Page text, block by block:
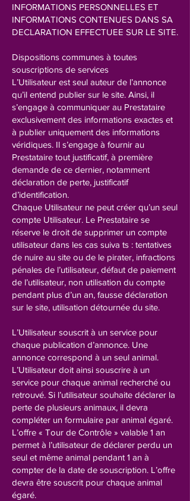
INFORMATIONS PERSONNELLES ET
INFORMATIONS CONTENUES DANS SA
DECLARATION EFFECTUEE SUR LE SITE.
Dispositions communes à toutes
souscriptions de services
L’Utilisateur est seul auteur de l’annonce
qu’il entend publier sur le site. Ainsi, il
s’engage à communiquer au Prestataire
exclusivement des informations exactes et
à publier uniquement des informations
véridiques. Il s’engage à fournir au
Prestataire tout justificatif, à première
demande de ce dernier, notamment
déclaration de perte, justificatif
d’identification.
Chaque Utilisateur ne peut créer qu’un seul
compte Utilisateur. Le Prestataire se
réserve le droit de supprimer un compte
utilisateur dans les cas suiva ts : tentatives
de nuire au site ou de le pirater, infractions
pénales de l’utilisateur, défaut de paiement
de l’utilisateur, non utilisation du compte
pendant plus d’un an, fausse déclaration
sur le site, utilisation détournée du site.
L’Utilisateur souscrit à un service pour
chaque publication d’annonce. Une
annonce correspond à un seul animal.
L’Utilisateur doit ainsi souscrire à un
service pour chaque animal recherché ou
retrouvé. Si l’utilisateur souhaite déclarer la
perte de plusieurs animaux, il devra
compléter un formulaire par animal égaré.
L’offre « Tour de Contrôle » valable 1 an
permet à l’utilisateur de déclarer perdu un
seul et même animal pendant 1 an à
compter de la date de souscription. L’offre
devra être souscrit pour chaque animal
égaré.